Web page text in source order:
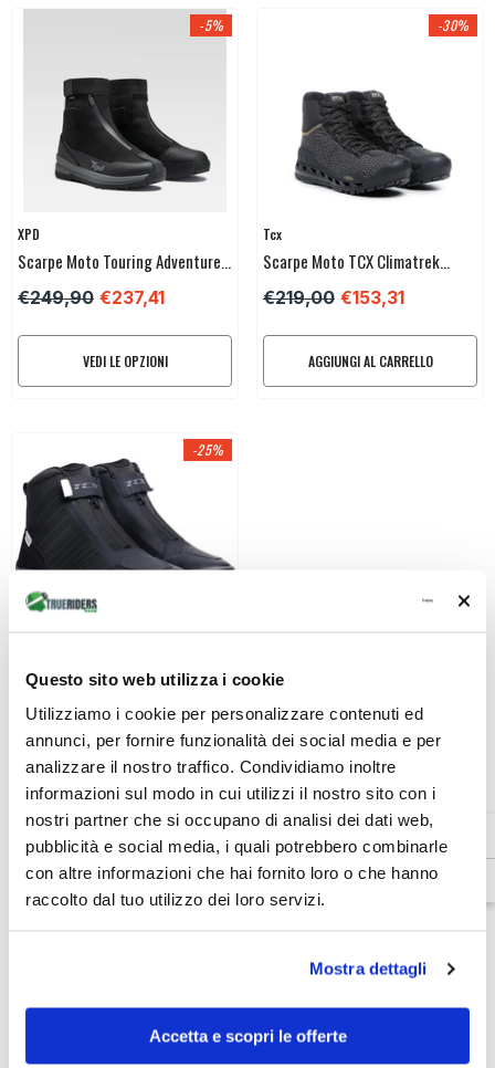
Questo sito web utilizza i cookie
Utilizziamo i cookie per personalizzare contenuti ed
annunci, per fornire funzionalità dei social media e per
analizzare il nostro traffico. Condividiamo inoltre
informazioni sul modo in cui utilizzi il nostro sito con i
nostri partner che si occupano di analisi dei dati web,
pubblicità e social media, i quali potrebbero combinarle
con altre informazioni che hai fornito loro o che hanno
raccolto dal tuo utilizzo dei loro servizi.
Mostra dettagli
Accetta e scopri le offerte
-5%
Venditore:
XPD
Scarpe Moto Touring Adventure
XPD X-ADV Sport H2OUT®
€249,90 €237,41
VEDI LE OPZIONI
-30%
Venditore:
Tcx
Scarpe Moto TCX Climatrek
Surround Lady Gtx Gore-Tex
Surround® - Trueriders Stock
€219,00 €153,31
AGGIUNGI AL CARRELLO
-25%
Ikasu 2 Wp Sneaker Moto
Impermeabili Uomo - Nero/Bianco
€179,00 €134,25
VEDI LE OPZIONI
Nella nostra sezioneOutlet Scarpe Mototrovi le migliori
calzature tecniche per motociclisti, perfette per unire
massima sicurezza
Modelli impermeabili, traspiranti e resistenti